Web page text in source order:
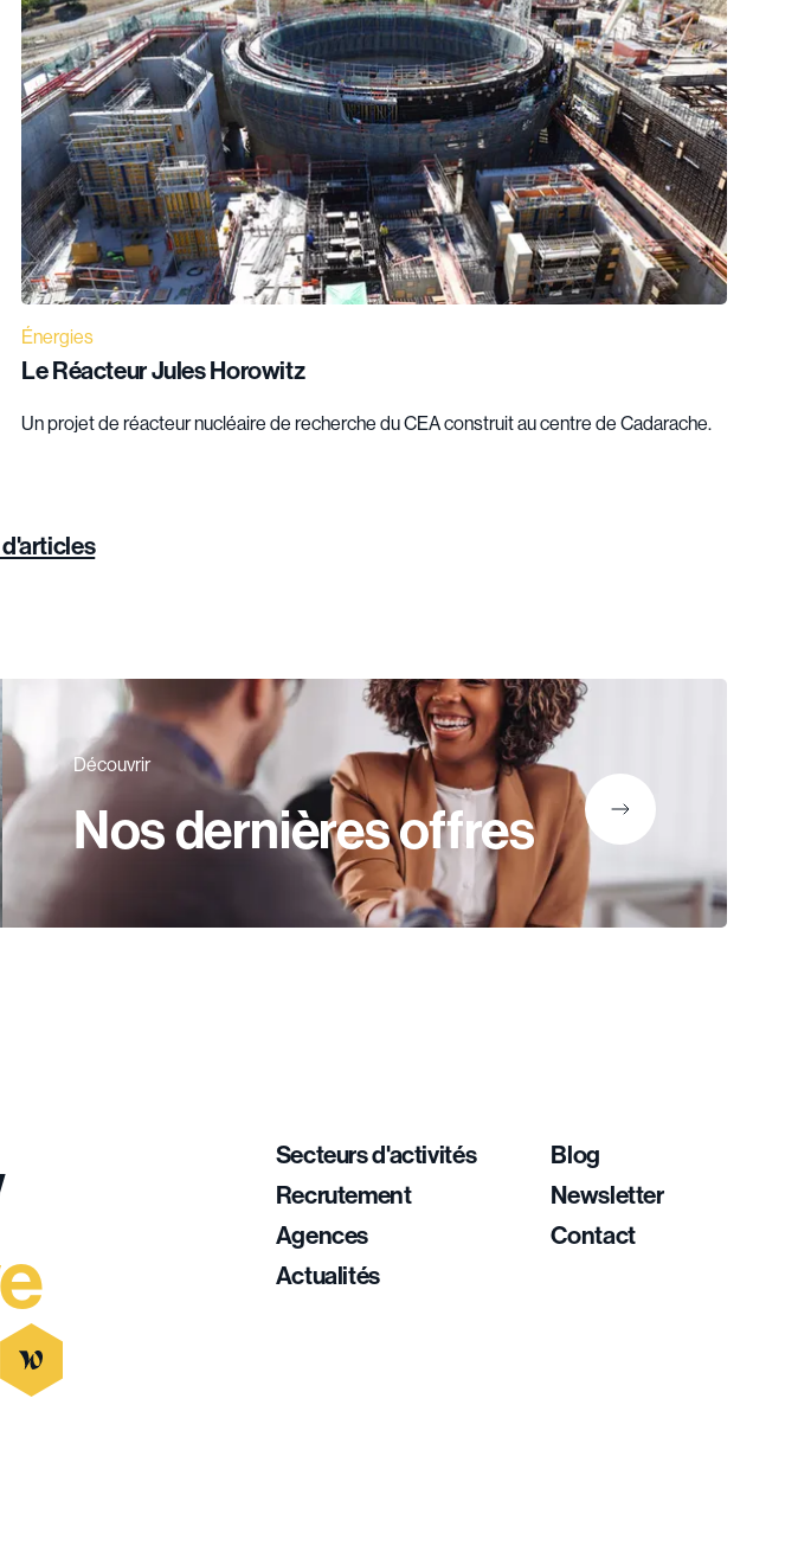
Énergies
Le Réacteur Jules Horowitz
Un projet de réacteur nucléaire de recherche du CEA construit au centre de Cadarache.
Découvrir
Nos dernières offres
Secteurs d'activités
Recrutement
Agences
Actualités
Blog
Newsletter
Contact
la conformité avec les réglementations. Personnalisez vos préférences pour contrôler la